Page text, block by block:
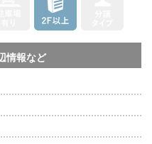
情報など